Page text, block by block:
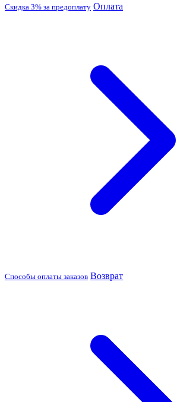
Скидка 3% за предоплату Оплата
Способы оплаты заказов Возврат